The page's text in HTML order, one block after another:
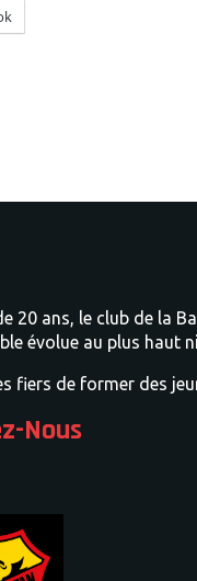
20 ans, le club de la
évolue au plus haut
fiers de former des
Nous